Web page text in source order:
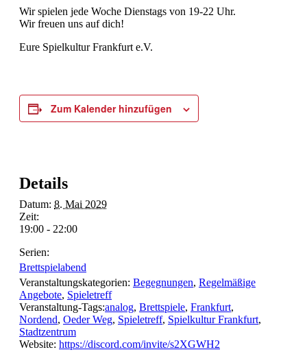
Wir spielen jede Woche Dienstags von 19-22 Uhr.
Wir freuen uns auf dich!
Eure Spielkultur Frankfurt e.V.
Zum Kalender hinzufügen
Details
Datum: 8. Mai 2029
Zeit:
19:00 - 22:00
Serien:
Brettspielabend
Veranstaltungskategorien: Begegnungen, Regelmäßige
Angebote, Spieletreff
Veranstaltung-Tags:analog, Brettspiele, Frankfurt,
Nordend, Oeder Weg, Spieletreff, Spielkultur Frankfurt,
Stadtzentrum
Website: https://discord.com/invite/s2XGWH2